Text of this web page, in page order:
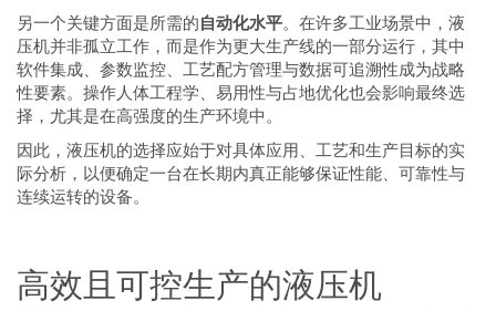
另一个关键方面是所需的自动化水平。在许多工业场景中，液
压机并非孤立工作，而是作为更大生产线的一部分运行，其中
软件集成、参数监控、工艺配方管理与数据可追溯性成为战略
性要素。操作人体工程学、易用性与占地优化也会影响最终选
择，尤其是在高强度的生产环境中。
因此，液压机的选择应始于对具体应用、工艺和生产目标的实
际分析，以便确定一台在长期内真正能够保证性能、可靠性与
连续运转的设备。
高效且可控生产的液压机